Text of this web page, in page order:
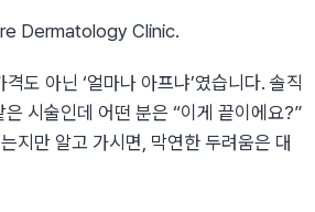
Dermatology Clinic.
도 아닌 ‘얼마나 아프냐’였습니다. 솔직
은 시술인데 어떤 분은 “이게 끝이에요?”
지만 알고 가시면, 막연한 두려움은 대